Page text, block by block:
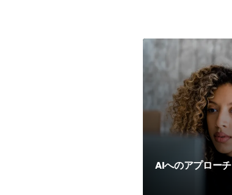
AIへのアプローチ